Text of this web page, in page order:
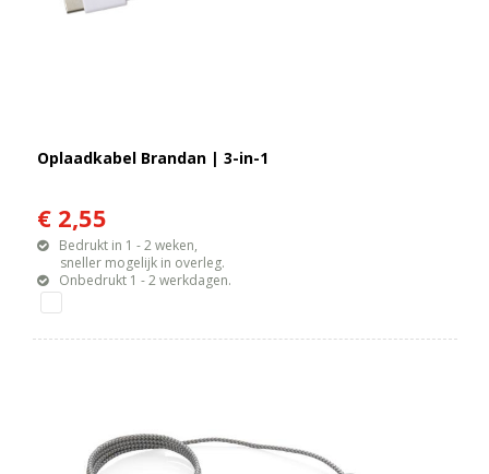
Oplaadkabel Brandan | 3-in-1
€ 2,55
Bedrukt in 1 - 2 weken,
sneller mogelijk in overleg.
Onbedrukt 1 - 2 werkdagen.